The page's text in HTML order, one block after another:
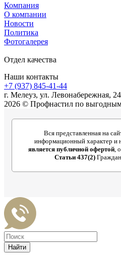
Компания
О компании
Новости
Политика
Фотогалерея
Отдел качества
Наши контакты
+7 (937) 845-41-44
г. Мелеуз, ул. Левонабережная, 24
2026 © Профнастил по
Вся представленная на
информационный характер и
является публичной офертой,
Статьи 437(2)
Найти